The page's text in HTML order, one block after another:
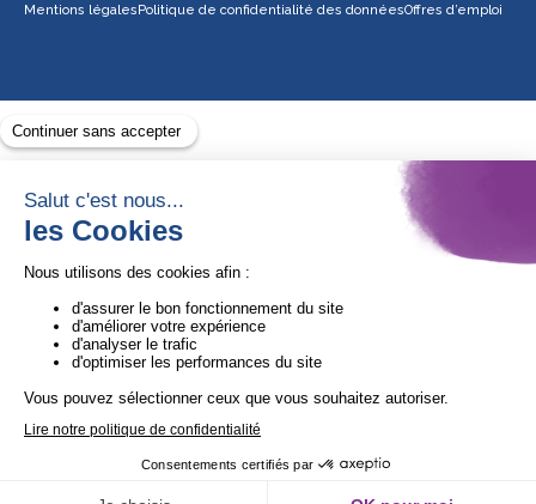
Mentions légalesPolitique de confidentialité des donnéesOffres d’emploi
1ère Organisation de l’ESS certifiée Quali’OP